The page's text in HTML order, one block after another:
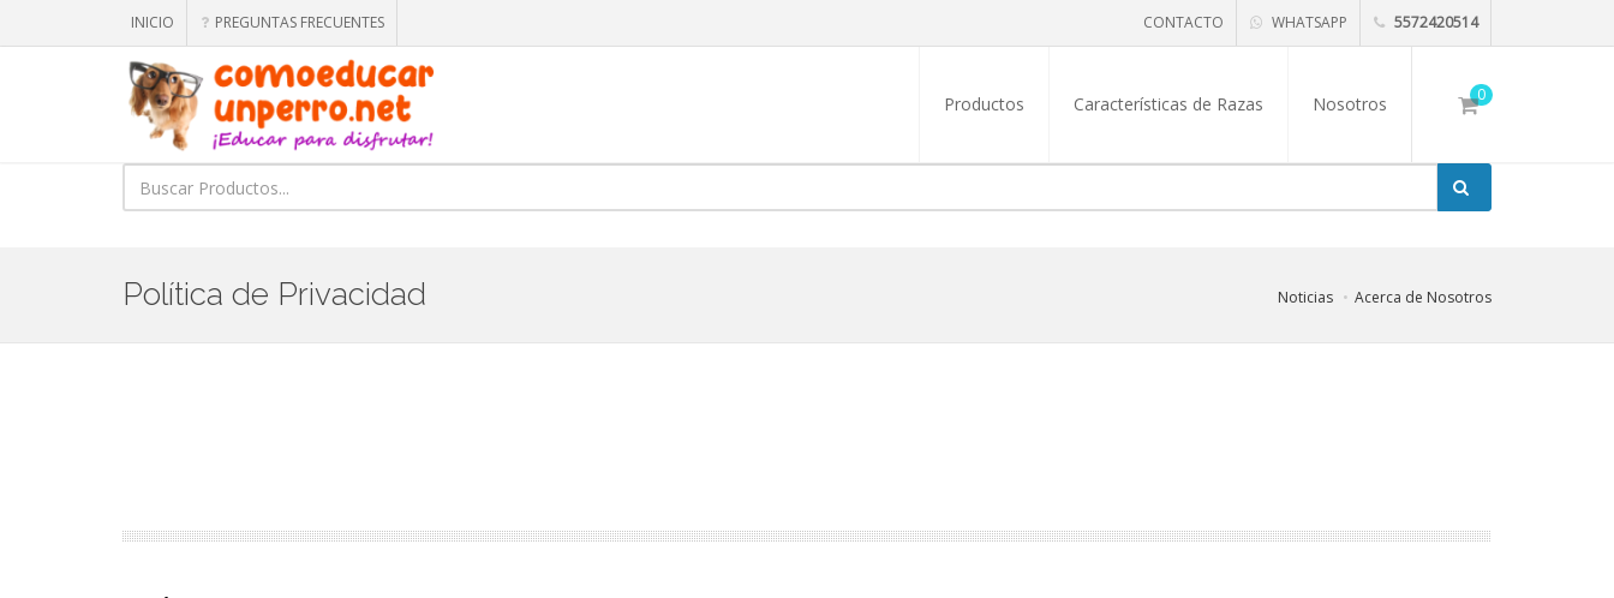
CONTACTO WHATSAPP 5572420514
INICIO PREGUNTAS FRECUENTES
0
Productos Características de Razas Nosotros
Política de Privacidad Noticias Acerca de Nosotros